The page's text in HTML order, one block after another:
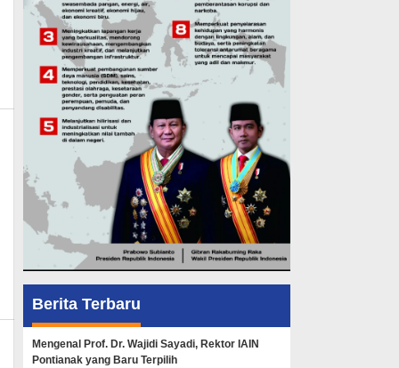
Berita Terbaru
Mengenal Prof. Dr. Wajidi Sayadi, Rektor IAIN
Pontianak yang Baru Terpilih